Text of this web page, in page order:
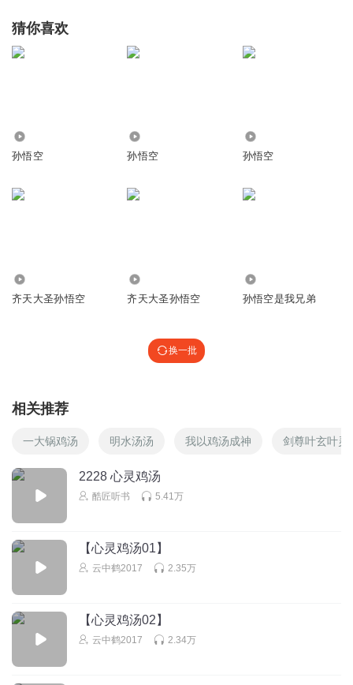
猜你喜欢
孙悟空 孙悟空 孙悟空
齐天大圣孙悟空 齐天大圣孙悟空 孙悟空是我兄弟
换一批
相关推荐
一大锅鸡汤 明水汤汤 我以鸡汤成神 剑尊叶玄叶灵
2228 心灵鸡汤
酷匠听书 5.41万
【心灵鸡汤01】
云中鹤2017 2.35万
【心灵鸡汤02】
云中鹤2017 2.34万